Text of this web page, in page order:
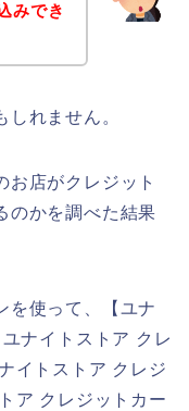
みでき
れません。
お店がクレジット
のかを調べた結果
を使って、【ユナ
ナイトストア クレ
イトストア クレジ
ア クレジットカー